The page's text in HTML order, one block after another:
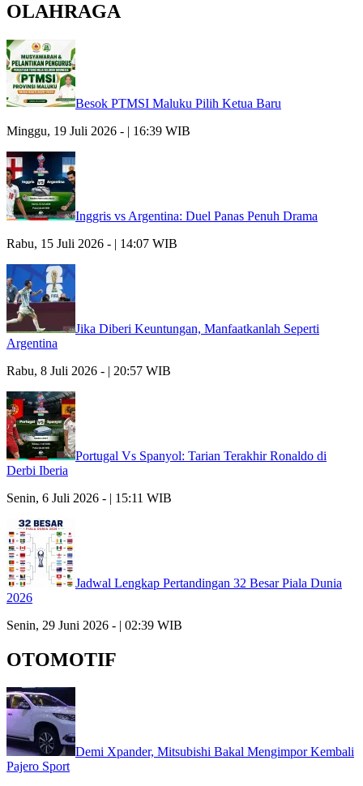
OLAHRAGA
Besok PTMSI Maluku Pilih Ketua Baru
Minggu, 19 Juli 2026 - | 16:39 WIB
Inggris vs Argentina: Duel Panas Penuh Drama
Rabu, 15 Juli 2026 - | 14:07 WIB
Jika Diberi Keuntungan, Manfaatkanlah Seperti
Argentina
Rabu, 8 Juli 2026 - | 20:57 WIB
Portugal Vs Spanyol: Tarian Terakhir Ronaldo di
Derbi Iberia
Senin, 6 Juli 2026 - | 15:11 WIB
Jadwal Lengkap Pertandingan 32 Besar Piala Dunia
2026
Senin, 29 Juni 2026 - | 02:39 WIB
OTOMOTIF
Demi Xpander, Mitsubishi Bakal Mengimpor Kembali
Pajero Sport